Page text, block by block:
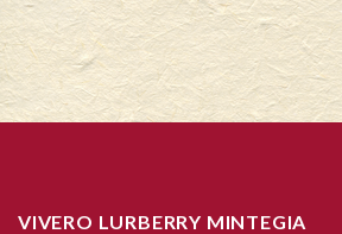
VIVERO LURBERRY MINTEGIA